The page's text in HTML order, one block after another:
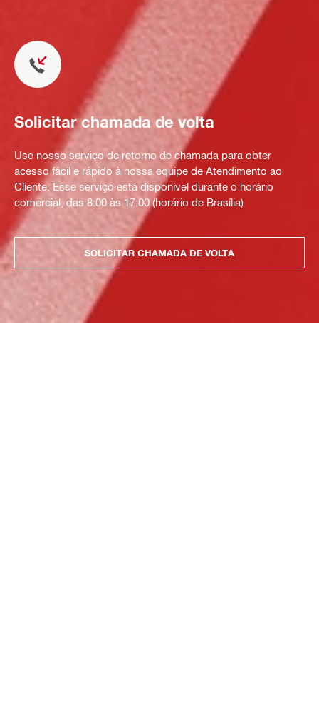
Solicitar chamada de volta
Use nosso serviço de retorno de chamada para obter
acesso fácil e rápido à nossa equipe de Atendimento ao
Cliente. Esse serviço está disponível durante o horário
comercial, das 8:00 às 17:00 (horário de Brasília)
SOLICITAR CHAMADA DE VOLTA